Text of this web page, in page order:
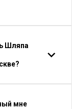
Шляпа
мне